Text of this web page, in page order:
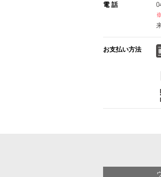
電 話
お支払い方法